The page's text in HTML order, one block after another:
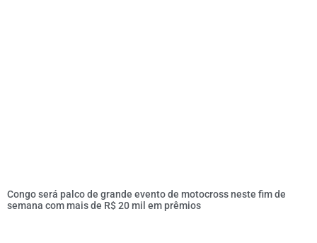
Congo será palco de grande evento de motocross neste fim de
semana com mais de R$ 20 mil em prêmios